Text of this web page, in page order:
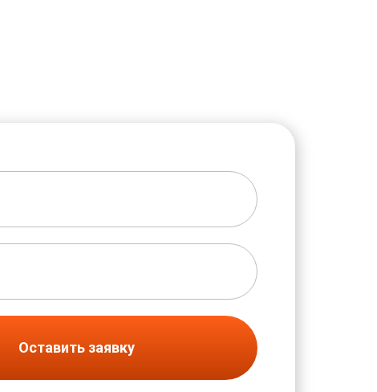
Оставить заявку